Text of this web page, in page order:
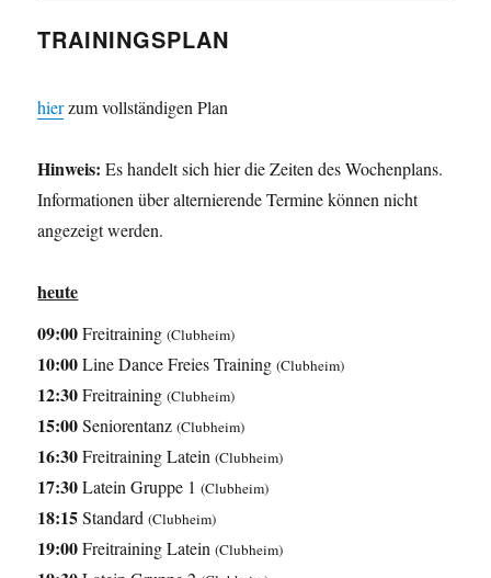
TRAININGSPLAN
hierzum vollständigen Plan
Hinweis: Es handelt sich hier die Zeiten des Wochenplans.
Informationen über alternierende Termine können nicht
angezeigt werden.
heute
09:00Freitraining(Clubheim)
10:00Line Dance Freies Training(Clubheim)
12:30Freitraining(Clubheim)
15:00Seniorentanz(Clubheim)
16:30Freitraining Latein(Clubheim)
17:30Latein Gruppe 1(Clubheim)
18:15Standard(Clubheim)
19:00Freitraining Latein(Clubheim)